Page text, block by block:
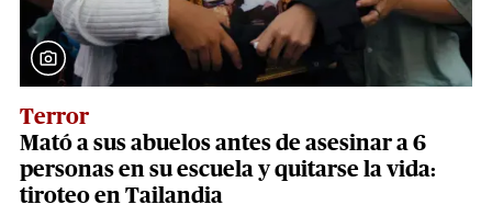
Terror
Mató a sus abuelos antes de asesinar a 6
personas en su escuela y quitarse la vida:
tiroteo en Tailandia